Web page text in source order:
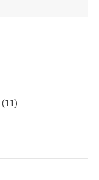
(11)